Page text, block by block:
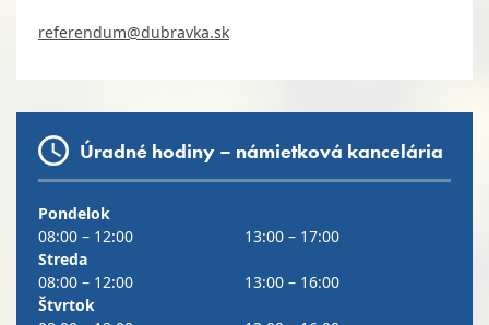
referendum@dubravka.sk
Úradné hodiny – námietková kancelária
Pondelok
08:00 – 12:00
13:00 – 17:00
Streda
08:00 – 12:00
13:00 – 16:00
Štvrtok